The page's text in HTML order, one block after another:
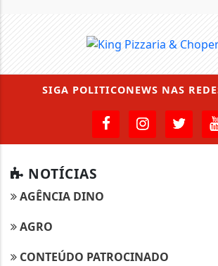
SIGA POLITICONEWS NAS
NOTÍCIAS
AGÊNCIA DINO
AGRO
CONTEÚDO PATROCINADO